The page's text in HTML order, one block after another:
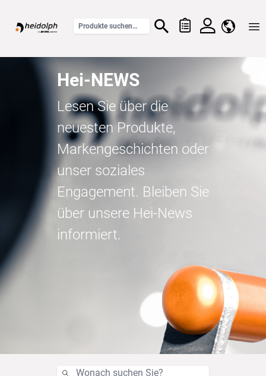
Hei-NEWS
Lesen Sie über die
neuesten Produkte,
Markengeschichten oder
unser soziales
Engagement. Bleiben Sie
über unsere Hei-News
informiert.